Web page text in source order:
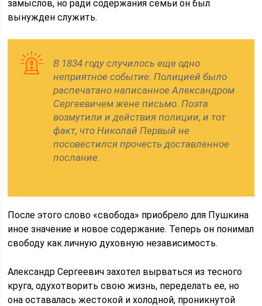
замыслов, но ради содержания семьи он был
вынужден служить.
В 1834 году случилось еще одно
неприятное событие. Полицией было
распечатано написанное Александром
Сергеевичем жене письмо. Поэта
возмутили и действия полиции, и тот
факт, что Николай Первый не
посовестился прочесть доставленное
послание.
После этого слово «свобода» приобрело для Пушкина
иное значение и новое содержание. Теперь он понимал
свободу как личную духовную независимость.
Александр Сергеевич захотел вырваться из тесного
круга, одухотворить свою жизнь, переделать ее, но
она оставалась жестокой и холодной, проникнутой